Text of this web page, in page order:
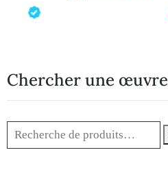
Chercher une œuvre